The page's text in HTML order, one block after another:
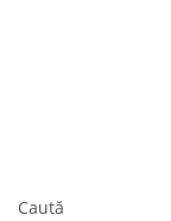
Caută